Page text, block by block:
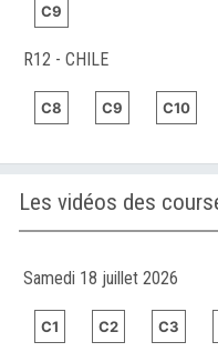
C9
R12 - CHILE
C8 C9 C10
Samedi 18 juillet 2026
C1 C2 C3